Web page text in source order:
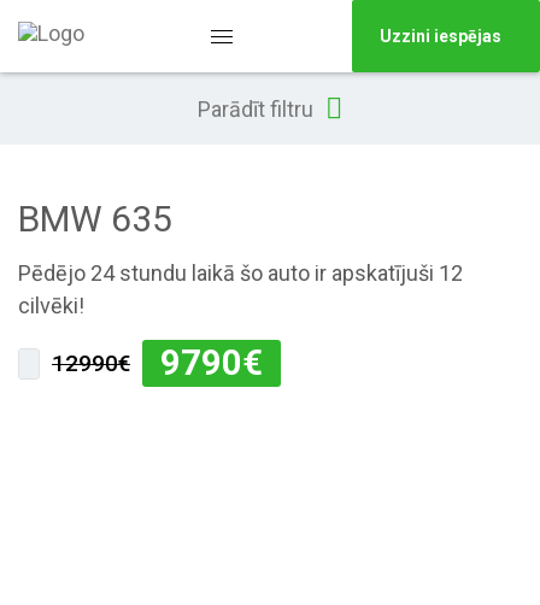
Uzzini iespējas
Parādīt filtru
BMW 635
Pēdējo 24 stundu laikā šo auto ir apskatījuši 12
cilvēki!
12990€ 9790€